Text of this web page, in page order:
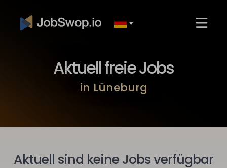
Aktuell freie Jobs
in Lüneburg
Aktuell sind keine Jobs verfügbar